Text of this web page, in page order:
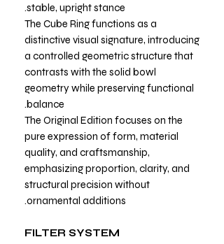
stable, upright stance.
The Cube Ring functions as a
distinctive visual signature, introducing
a controlled geometric structure that
contrasts with the solid bowl
geometry while preserving functional
balance.
The Original Edition focuses on the
pure expression of form, material
quality, and craftsmanship,
emphasizing proportion, clarity, and
structural precision without
ornamental additions.
FILTER SYSTEM